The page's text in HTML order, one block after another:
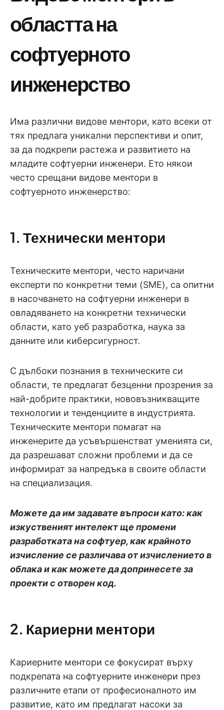
областта на
софтуерното
инженерство
Има различни видове ментори, като всеки от
тях предлага уникални перспективи и опит,
за да подкрепи растежа и развитието на
младите софтуерни инженери. Ето някои
често срещани видове ментори в
софтуерното инженерство:
1. Технически ментори
Техническите ментори, често наричани
експерти по конкретни теми (SME), са опитни
в насочването на софтуерни инженери в
овладяването на конкретни технически
области, като уеб разработка, наука за
данните или киберсигурност.
С дълбоки познания в техническите си
области, те предлагат безценни прозрения за
най-добрите практики, нововъзникващите
технологии и тенденциите в индустрията.
Техническите ментори помагат на
инженерите да усъвършенстват уменията си,
да разрешават сложни проблеми и да се
информират за напредъка в своите области
на специализация.
Можете да им задавате въпроси като: как
изкуственият интелект ще промени
разработката на софтуер, как крайното
изчисление се различава от изчислението в
облака и как можете да допринесете за
проекти с отворен код.
2. Кариерни ментори
Кариерните ментори се фокусират върху
подкрепата на софтуерните инженери през
различните етапи от професионалното им
развитие, като им предлагат насоки за